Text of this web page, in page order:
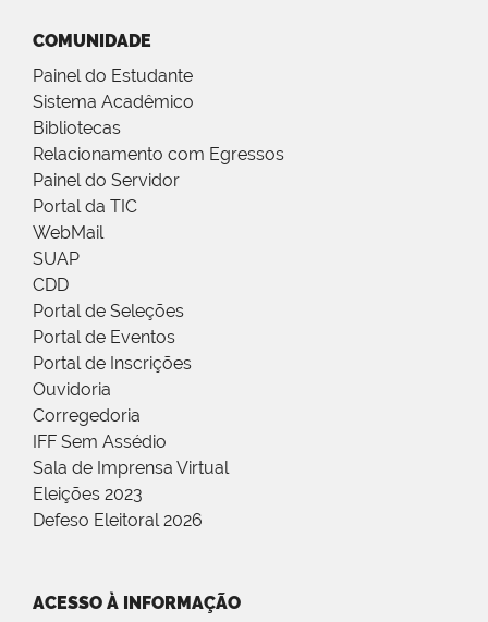
COMUNIDADE
Painel do Estudante
Sistema Acadêmico
Bibliotecas
Relacionamento com Egressos
Painel do Servidor
Portal da TIC
WebMail
SUAP
CDD
Portal de Seleções
Portal de Eventos
Portal de Inscrições
Ouvidoria
Corregedoria
IFF Sem Assédio
Sala de Imprensa Virtual
Eleições 2023
Defeso Eleitoral 2026
ACESSO À INFORMAÇÃO